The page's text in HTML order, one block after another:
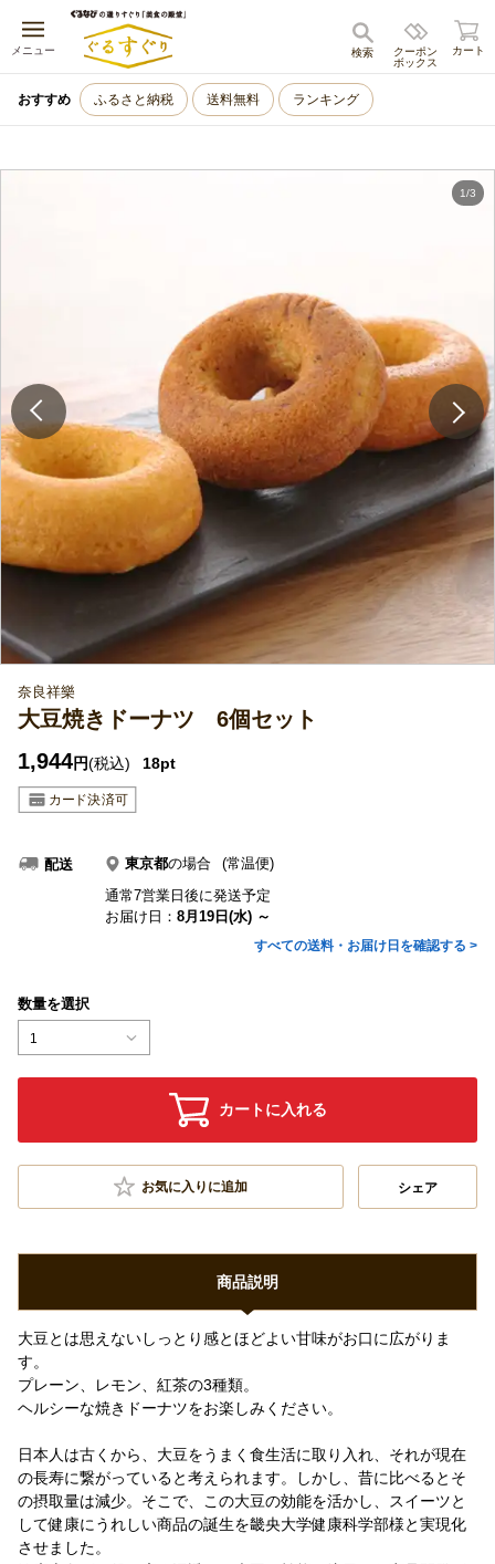
メニュー
キャンセル
クーポン
ボックス
検索 カート
おすすめ ふるさと納税 送料無料 ランキング
1/3
奈良祥樂
大豆焼きドーナツ 6個セット
1,944円(税込) 18pt
配送 東京都の場合
(常温便)
通常7営業日後に発送予定
お届け日： 8月19日(水) ～
すべての送料・お届け日を確認する >
数量を選択
1
カートに入れる
お気に入りに追加 シェア
商品説明
大豆とは思えないしっとり感とほどよい甘味がお口に広がりま
す。
プレーン、レモン、紅茶の3種類。
ヘルシーな焼きドーナツをお楽しみください。
日本人は古くから、大豆をうまく食生活に取り入れ、それが現在
の長寿に繋がっていると考えられます。しかし、昔に比べるとそ
の摂取量は減少。そこで、この大豆の効能を活かし、スイーツと
して健康にうれしい商品の誕生を畿央大学健康科学部様と実現化
させました。